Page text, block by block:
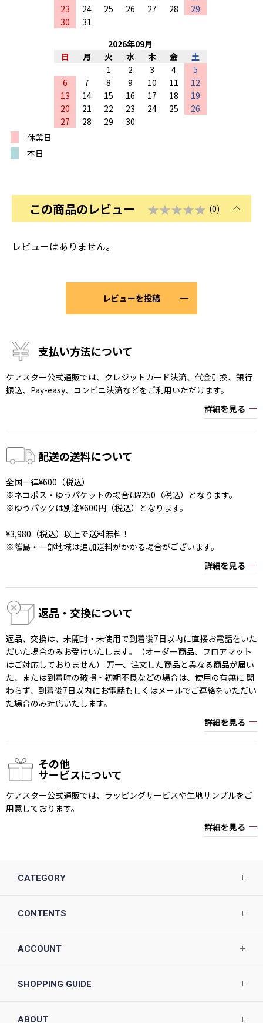
23
24 25 26 27 28
29
30
31
2026年09月
日
月 火 水 木 金
土
1
2 3 4
5
6
7 8 9 10 11
12
13
14 15 16 17 18
19
20
21 22 23 24 25
26
27
28 29
30
休業日
本日
この商品のレビュー ★★★★★ (0)
レビューはありません。
レビューを投稿
支払い方法について
ケアスター公式通販では、クレジットカード決済、代金引換、銀行
振込、Pay-easy、コンビニ決済などをご利用いただけます。
詳細を見る
配送の送料について
全国一律¥600（税込）
※ネコポス・ゆうパケットの場合は¥250（税込）となります。
※ゆうパックは別途¥600円（税込）となります。
¥3,980（税込）以上で送料無料！
※離島・一部地域は追加送料がかかる場合がございます。
詳細を見る
返品・交換について
返品、交換は、未開封・未使用で到着後7日以内に直接お電話をいた
だいた場合のみお受けいたします。（オーダー商品、フロアマット
はご対応しておりません） 万一、注文した商品と異なる商品が届い
た、または到着時の破損・初期不良などの場合は、使用の有無に 関
わらず、到着後7日以内にお電話もしくはメールでご連絡をいただい
た場合のみ対応いたします。
詳細を見る
その他
サービスについて
ケアスター公式通販では、ラッピングサービスや生地サンプルをご
用意しております。
詳細を見る
CATEGORY
CONTENTS
ACCOUNT
SHOPPING GUIDE
ABOUT